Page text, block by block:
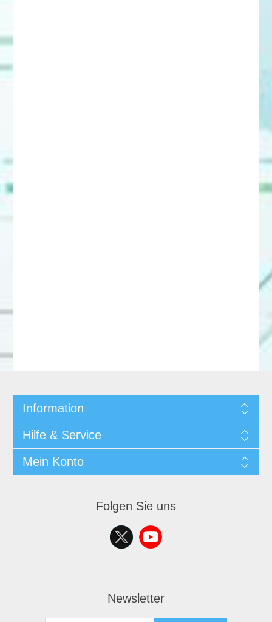
Information
Hilfe & Service
Mein Konto
Folgen Sie uns
Newsletter